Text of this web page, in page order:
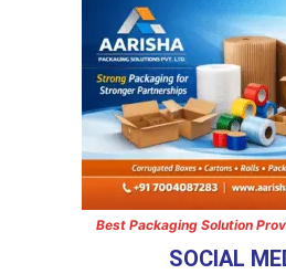
Best Packaging Solution
SOCIAL